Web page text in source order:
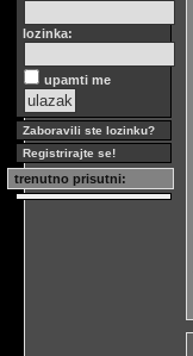
lozinka:
upamti me
Zaboravili ste lozinku?
Registrirajte se!
trenutno prisutni: